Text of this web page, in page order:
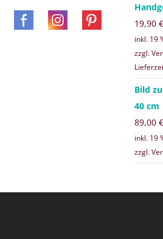
19,90 €
inkl. 19
zzgl.
Bild
40 cm
89,00 €
inkl. 19
zzgl.